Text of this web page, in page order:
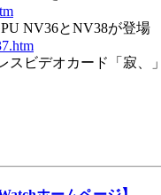
NV36とNV38が登場
スビデオカード「寂、」